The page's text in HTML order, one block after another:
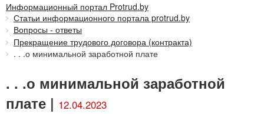
Информационный портал Protrud.by
Статьи информационного портала protrud.by
Вопросы - ответы
Прекращение трудового договора (контракта)
. . .о минимальной заработной плате
. . .о минимальной заработной
плате | 12.04.2023